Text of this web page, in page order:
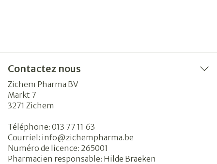
Contactez nous
Zichem Pharma BV
Markt 7
3271 Zichem
Téléphone: 013 77 11 63
Courriel: info@zichempharma.be
Numéro de licence: 265001
Pharmacien responsable: Hilde Braeken